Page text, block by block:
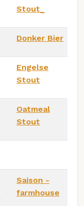
Stout_
Donker Bier
Engelse
Stout
Oatmeal
Stout
Saison -
farmhouse